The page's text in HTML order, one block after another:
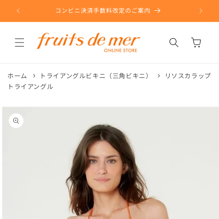
ンツに
進む
コンビニ決済手数料改定のご案内
ー
ホーム トライアングルビキニ（三角ビキニ）
リソスカラップ
トライアングル
商品情
報にス
キップ